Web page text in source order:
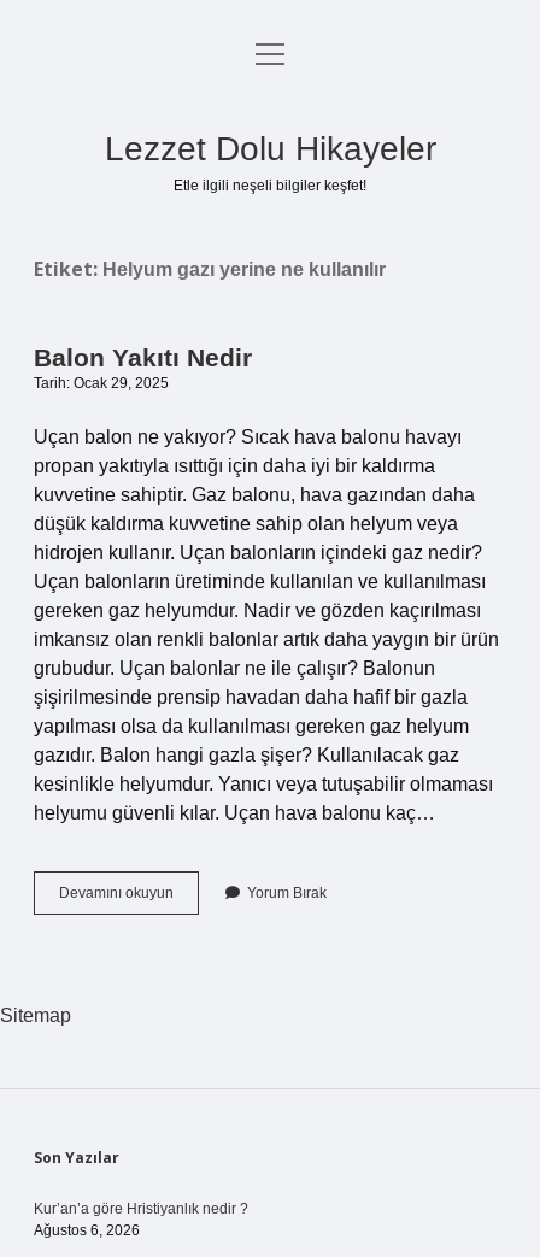
Anasayfa
menüyü
Lezzet Dolu Hikayeler
Etle ilgili neşeli bilgiler keşfet!
Etiket: Helyum gazı yerine ne kullanılır
Balon Yakıtı Nedir
Tarih: Ocak 29, 2025
Uçan balon ne yakıyor? Sıcak hava balonu havayı
propan yakıtıyla ısıttığı için daha iyi bir kaldırma
kuvvetine sahiptir. Gaz balonu, hava gazından daha
düşük kaldırma kuvvetine sahip olan helyum veya
hidrojen kullanır. Uçan balonların içindeki gaz nedir?
Uçan balonların üretiminde kullanılan ve kullanılması
gereken gaz helyumdur. Nadir ve gözden kaçırılması
imkansız olan renkli balonlar artık daha yaygın bir ürün
grubudur. Uçan balonlar ne ile çalışır? Balonun
şişirilmesinde prensip havadan daha hafif bir gazla
yapılması olsa da kullanılması gereken gaz helyum
gazıdır. Balon hangi gazla şişer? Kullanılacak gaz
kesinlikle helyumdur. Yanıcı veya tutuşabilir olmaması
helyumu güvenli kılar. Uçan hava balonu kaç…
Devamını okuyun
Yakıtı
Yorum Bırak
Sitemap
Sidebar
Son Yazılar
Kur’an’a göre Hristiyanlık nedir ?
Ağustos 6, 2026